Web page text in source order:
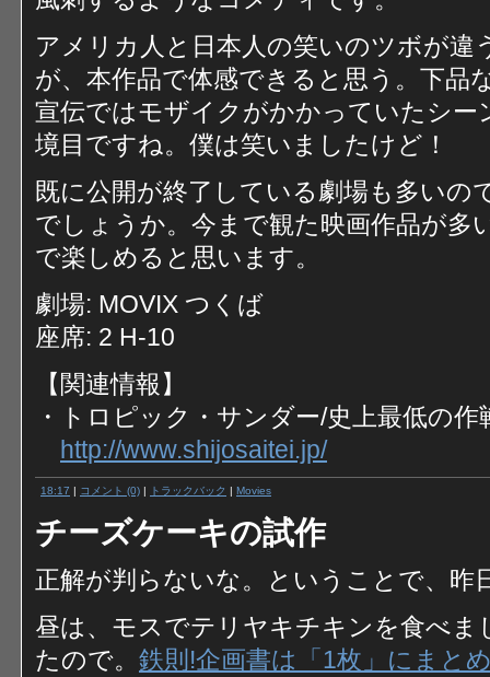
アメリカ人と日本人の笑いのツボが違
が、本作品で体感できると思う。下品
宣伝ではモザイクがかかっていたシ
境目ですね。僕は笑いましたけど！
既に公開が終了している劇場も多いの
でしょうか。今まで観た映画作品が多
で楽しめると思います。
劇場: MOVIX つくば
座席: 2 H-10
【関連情報】
・トロピック・サンダー/史上最低の作
http://www.shijosaitei.jp/
18:17 | コメント (0) | トラックバック | Movies
チーズケーキの試作
正解が判らないな。ということで、昨
昼は、モスでテリヤキチキンを食べ
たので。 鉄則!企画書は「1枚」にまと